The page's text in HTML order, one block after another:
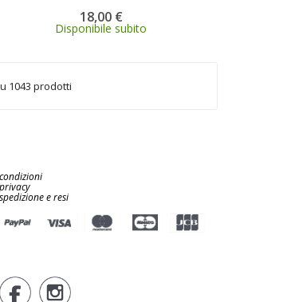
18,00 €
Disponibile subito
1043 prodotti
condizioni
privacy
spedizione e resi